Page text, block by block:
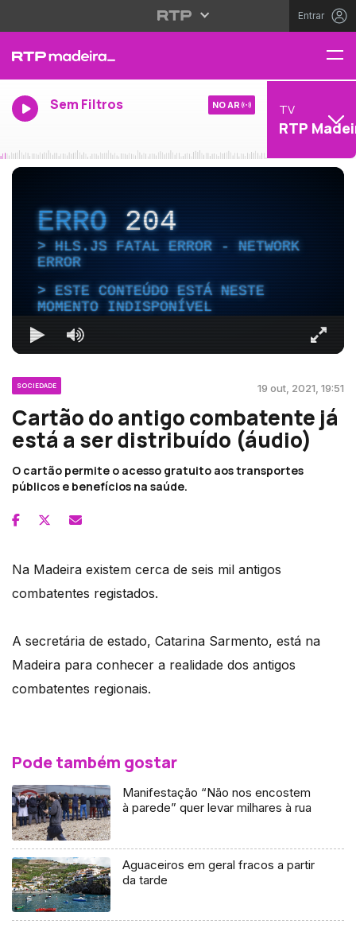
Entrar
Sem Filtros NO AR TV
RTP
ERRO204
HLS.JS FATAL ERROR - NETWORK
ERROR
ESTE CONTEÚDO ESTÁ NESTE
MOMENTO INDISPONÍVEL
SOCIEDADE 19 out, 2021, 19:51
Cartão do antigo combatente já
está a ser distribuído (áudio)
O cartão permite o acesso gratuito aos transportes
públicos e benefícios na saúde.
Na Madeira existem cerca de seis mil antigos
combatentes registados.
A secretária de estado, Catarina Sarmento, está na
Madeira para conhecer a realidade dos antigos
combatentes regionais.
Pode também gostar
Manifestação “Não nos encostem
à parede” quer levar milhares à rua
Aguaceiros em geral fracos a partir
da tarde